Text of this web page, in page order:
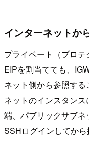
インターネットか
プライベート（プロ
EIPを割当てても、
ネット側から参照す
ネットのインスタン
端、パブリックサブ
SSHログインしてか